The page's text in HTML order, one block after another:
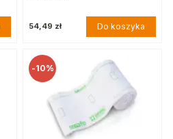
54,49 zł Do koszyka
-10%